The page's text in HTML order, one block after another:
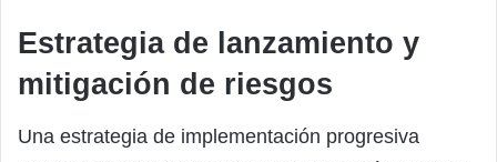
Estrategia de lanzamiento y
mitigación de riesgos
Una estrategia de implementación progresiva